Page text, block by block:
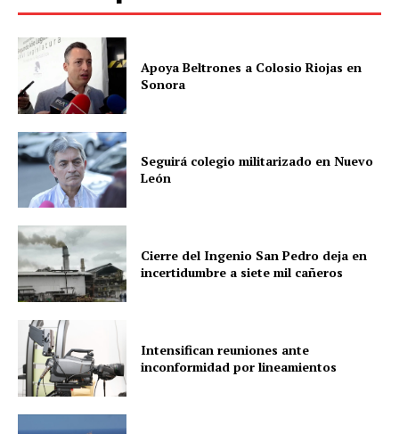
Apoya Beltrones a Colosio Riojas en
Sonora
Seguirá colegio militarizado en Nuevo
León
Cierre del Ingenio San Pedro deja en
incertidumbre a siete mil cañeros
Intensifican reuniones ante
inconformidad por lineamientos